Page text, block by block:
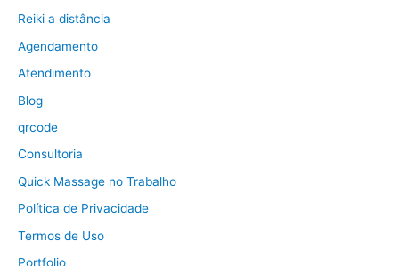
Reiki a distância
Agendamento
Atendimento
Blog
qrcode
Consultoria
Quick Massage no Trabalho
Política de Privacidade
Termos de Uso
Portfolio